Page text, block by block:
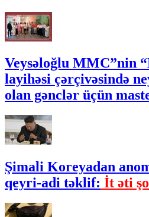
Veysəloğlu MMC”nin
layihəsi çərçivəsində
olan gənclər üçün
Şimali Koreyadan
qeyri-adi təklif: İt əti